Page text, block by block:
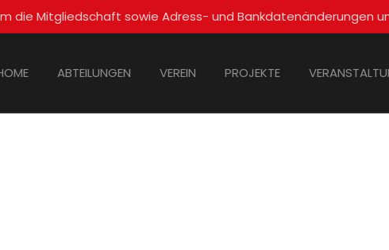
die Mitgliedschaft sowie Adress- und Bankdatenänderungen
ABTEILUNGEN VEREIN PROJEKTE